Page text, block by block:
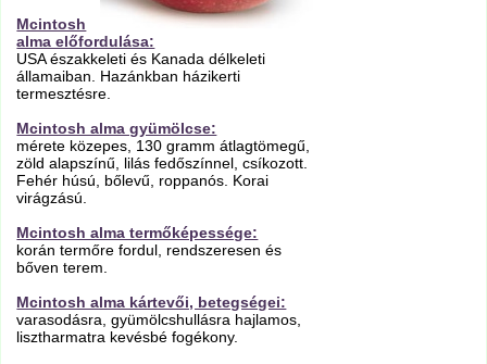
Mcintosh
alma előfordulása:
USA északkeleti és Kanada délkeleti
államaiban. Hazánkban házikerti
termesztésre.
Mcintosh alma gyümölcse:
mérete közepes, 130 gramm átlagtömegű,
zöld alapszínű, lilás fedőszínnel, csíkozott.
Fehér húsú, bőlevű, roppanós. Korai
virágzású.
Mcintosh alma termőképessége:
korán termőre fordul, rendszeresen és
bőven terem.
Mcintosh alma kártevői, betegségei:
varasodásra, gyümölcshullásra hajlamos,
lisztharmatra kevésbé fogékony.